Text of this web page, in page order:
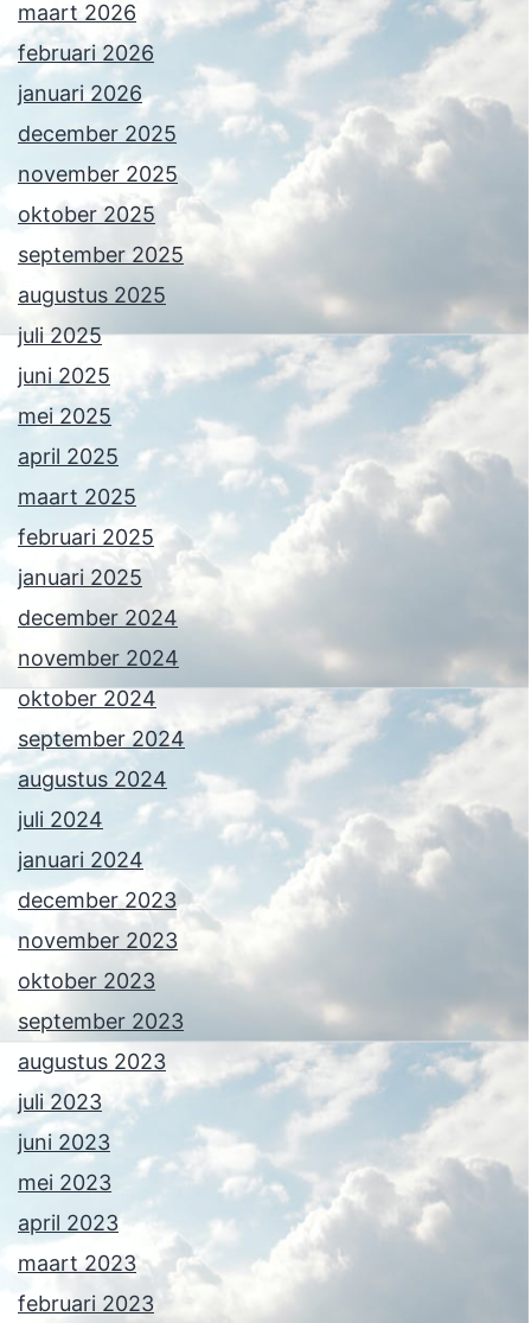
maart 2026
februari 2026
januari 2026
december 2025
november 2025
oktober 2025
september 2025
augustus 2025
juli 2025
juni 2025
mei 2025
april 2025
maart 2025
februari 2025
januari 2025
december 2024
november 2024
oktober 2024
september 2024
augustus 2024
juli 2024
januari 2024
december 2023
november 2023
oktober 2023
september 2023
augustus 2023
juli 2023
juni 2023
mei 2023
april 2023
maart 2023
februari 2023